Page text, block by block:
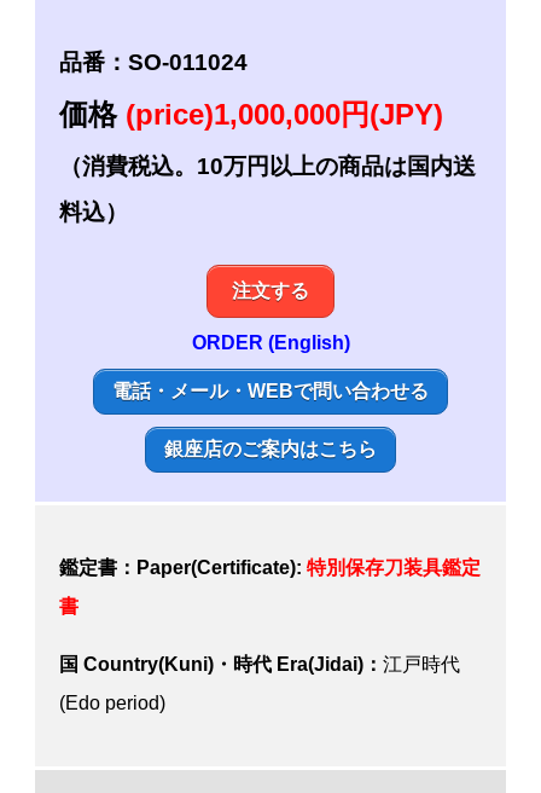
品番：SO-011024
価格 (price)1,000,000円(JPY)
（消費税込。10万円以上の商品は国内送
料込）
注文する
ORDER (English)
電話・メール・WEBで問い合わせる
銀座店のご案内はこちら
鑑定書：Paper(Certificate): 特別保存刀装具鑑定
書
国 Country(Kuni)・時代 Era(Jidai)： 江戸時代
(Edo period)